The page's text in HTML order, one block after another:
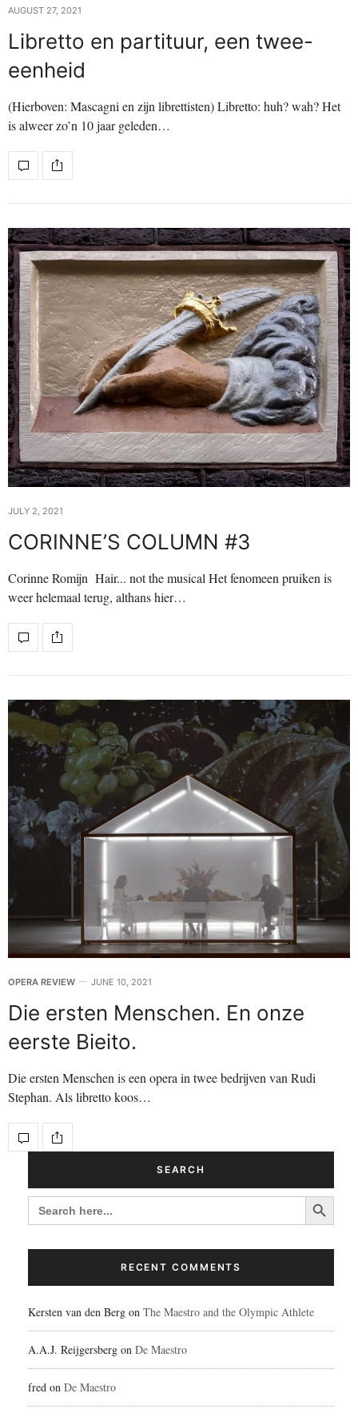
AUGUST 27, 2021
Libretto en partituur, een twee-
eenheid
(Hierboven: Mascagni en zijn librettisten) Libretto: huh? wah? Het
is alweer zo’n 10 jaar geleden…
JULY 2, 2021
CORINNE’S COLUMN #3
Corinne Romijn Hair... not the musical Het fenomeen pruiken is
weer helemaal terug, althans hier…
OPERA REVIEW JUNE 10, 2021
Die ersten Menschen. En onze
eerste Bieito.
Die ersten Menschen is een opera in twee bedrijven van Rudi
Stephan. Als libretto koos…
SEARCH
SEARCH
FOR:
Search Button
RECENT COMMENTS
Kersten van den Berg on The Maestro and the Olympic Athlete
A.A.J. Reijgersberg on De Maestro
fred on De Maestro